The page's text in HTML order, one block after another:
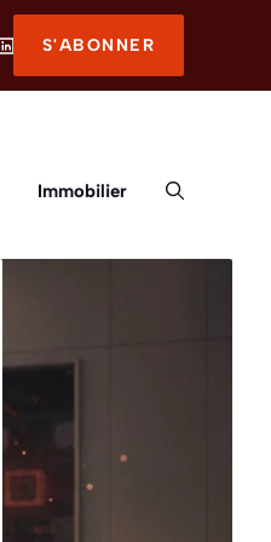
S'ABONNER
Immobilier